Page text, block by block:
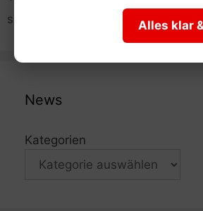
sportlicher Grundkompetenzen
News
Kategorien
Alles klar